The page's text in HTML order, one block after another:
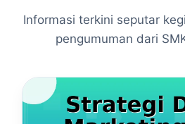
Informasi terkini seputar
pengumuman dari